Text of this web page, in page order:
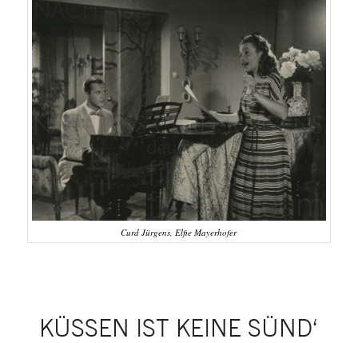
Curd Jürgens, Elfie Mayerhofer
KÜSSEN IST KEINE SÜND‘